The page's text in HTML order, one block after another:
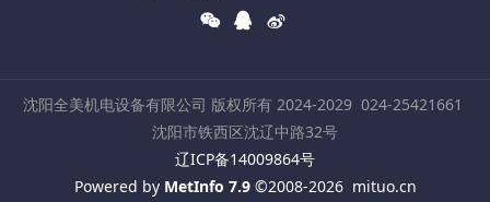
沈阳全美机电设备有限公司 版权所有 2024-2029 024-25421661
沈阳市铁西区沈辽中路32号
辽ICP备14009864号
Powered by MetInfo 7.9©2008-2026 mituo.cn